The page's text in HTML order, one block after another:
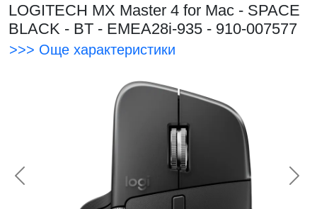
LOGITECH MX Master 4 for Mac - SPACE
BLACK - BT - EMEA28i-935 - 910-007577
>>> Още характеристики
<< Предишна